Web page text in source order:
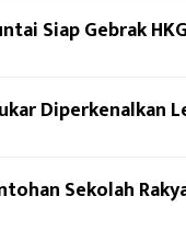
Siap Gebrak
Diperkenalkan
Sekolah